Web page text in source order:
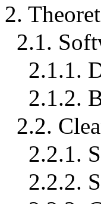
2.
2.1.
2.1.1.
2.1.2.
2.2.
2.2.1.
2.2.2.